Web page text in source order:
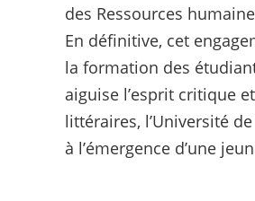
des Ressources
En définitive, cet
la formation des
aiguise l’esprit critique
littéraires, l’Université
à l’émergence d’une